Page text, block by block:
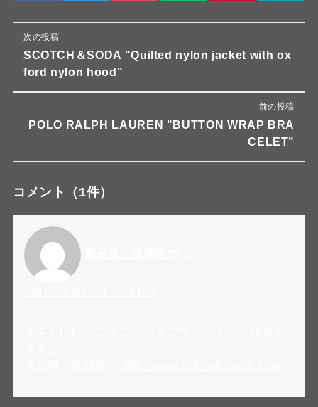
次の投稿
SCOTCH＆SODA "Quilted nylon jacket with ox
ford nylon hood"
前の投稿
POLO RALPH LAUREN "BUTTON WRAP BRA
CELET"
コメント （1件）